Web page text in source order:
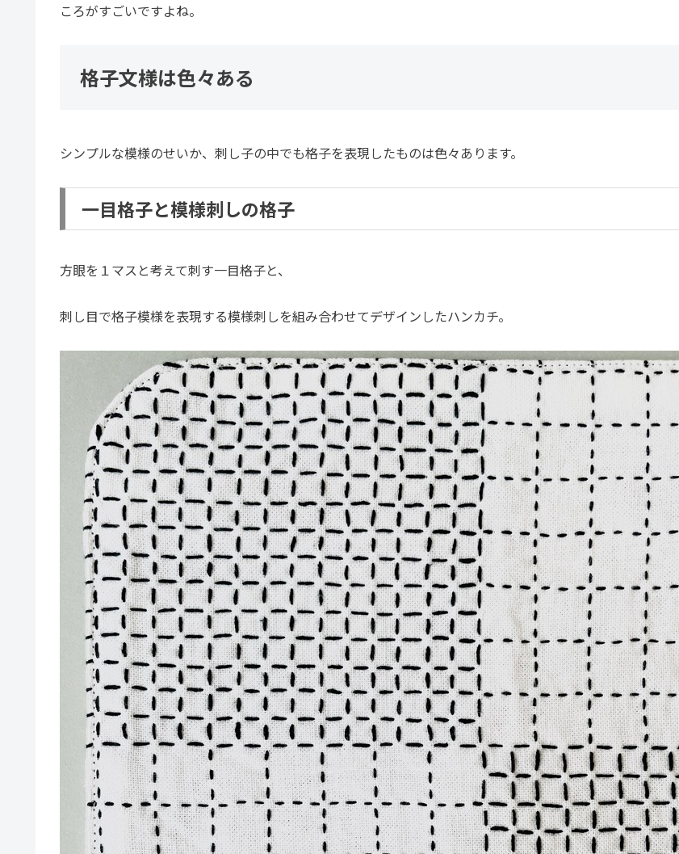
ころがすごいですよね。
格子文様は色々ある
シンプルな模様のせいか、刺し子の中でも格子を表現したものは色々あります。
一目格子と模様刺しの格子
方眼を１マスと考えて刺す一目格子と、
刺し目で格子模様を表現する模様刺しを組み合わせてデザインしたハンカチ。